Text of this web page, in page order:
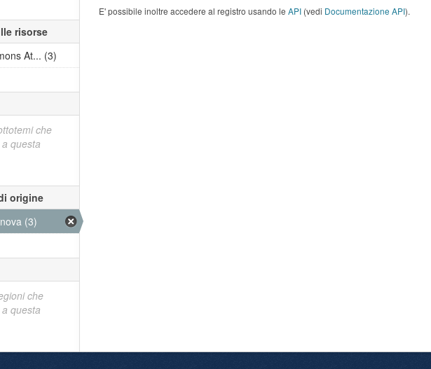
E' possibile inoltre accedere al registro usando le API (vedi Documentazione API).
risorse
At... (3)
che
questa
origine
(3)
che
questa